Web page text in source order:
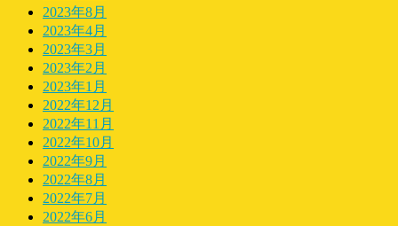
2023年8月
2023年4月
2023年3月
2023年2月
2023年1月
2022年12月
2022年11月
2022年10月
2022年9月
2022年8月
2022年7月
2022年6月